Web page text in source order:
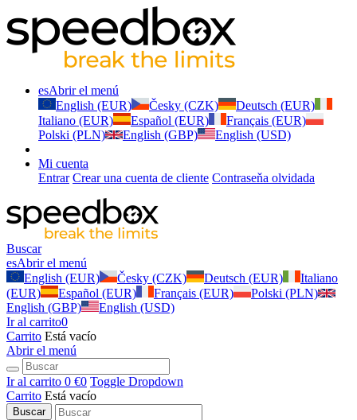
esAbrir el menú
English (EUR)
Česky (CZK)
Deutsch (EUR)
Italiano (EUR)
Español (EUR)
Français (EUR)
Polski (PLN)
English (GBP) English (USD)
Mi cuenta
Entrar Crear una cuenta de cliente Contraseňa olvidada
Buscar
esAbrir el menú
English (EUR)
Česky (CZK) Deutsch (EUR)
Italiano
(EUR)
Español (EUR) Français (EUR)
Polski (PLN)
English (GBP)
English (USD)
Ir al carrito0
Carrito Está vacío
Abrir el menú
Ir al carrito 0 €0 Toggle Dropdown
Carrito Está vacío
Buscar